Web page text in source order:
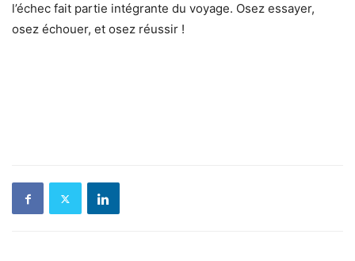
l’échec fait partie intégrante du voyage. Osez essayer,
osez échouer, et osez réussir !